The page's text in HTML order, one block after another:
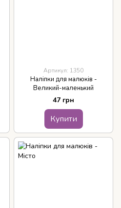
Артикул: 1350
Наліпки для малюків -
Великий-маленький
47 грн
Купити